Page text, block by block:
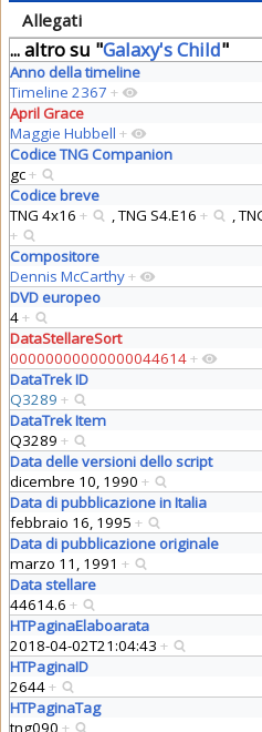
Allegati
... altro su "Galaxy's Child"
Anno della timeline
Timeline 2367 +
April Grace
Maggie Hubbell +
Codice TNG Companion
gc+
Codice breve
TNG 4x16 + ,TNG S4.E16 + ,
+
Compositore
Dennis McCarthy+
DVD europeo
4+
DataStellareSort
00000000000000044614+
DataTrek ID
Q3289 +
DataTrek Item
Q3289 +
Data delle versioni dello script
dicembre 10, 1990 +
Data di pubblicazione in Italia
febbraio 16, 1995 +
Data di pubblicazione originale
marzo 11, 1991 +
Data stellare
44614.6 +
HTPaginaElaboarata
2018-04-02T21:04:43 +
HTPaginaID
2644+
HTPaginaTag
tng090 +